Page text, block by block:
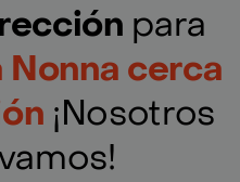
para
Nonna cerca
¡Nosotros